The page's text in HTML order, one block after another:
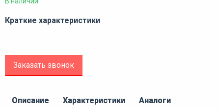
Краткие характеристики
Заказать звонок
Описание Характеристики Аналоги